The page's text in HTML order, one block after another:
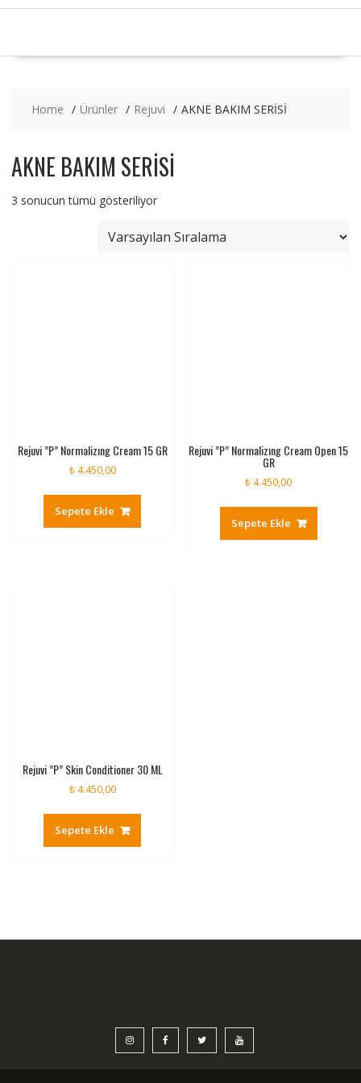
Home Ürünler Rejuvi AKNE BAKIM SERİSİ
AKNE BAKIM SERİSİ
3 sonucun tümü gösteriliyor
Rejuvi ”P” Normalizıng Cream 15 GR
₺4.450,00
Sepete Ekle
Rejuvi ”P” Normalizıng Cream Open 15
GR
₺ 4.450,00
Sepete Ekle
Rejuvi ”P” Skin Conditioner 30 ML
₺4.450,00
Sepete Ekle